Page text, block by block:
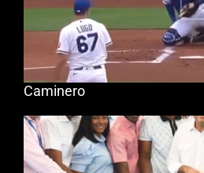
Caminero